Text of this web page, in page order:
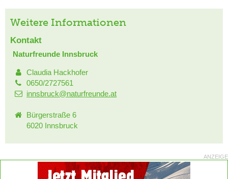
Weitere Informationen
Kontakt
Naturfreunde Innsbruck
Claudia Hackhofer
0650/2727561
innsbruck@naturfreunde.at
Bürgerstraße 6
6020 Innsbruck
ANZEIGE